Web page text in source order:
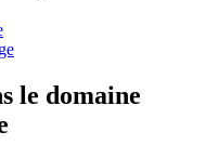
le domaine